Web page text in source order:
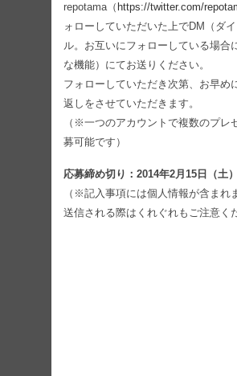
repotama（ https://twitter.com/
ォローしていただいた上でDM（ダ
ル。お互いにフォローしている場合
な機能）にてお送りください。
フォローしていただき次第、お早め
返しをさせていただきます。
（※一つのアカウントで複数のプレ
募可能です）
応募締め切り：2014年2月15日（土
（※記入事項には個人情報が含まれ
送信される際はくれぐれもご注意く